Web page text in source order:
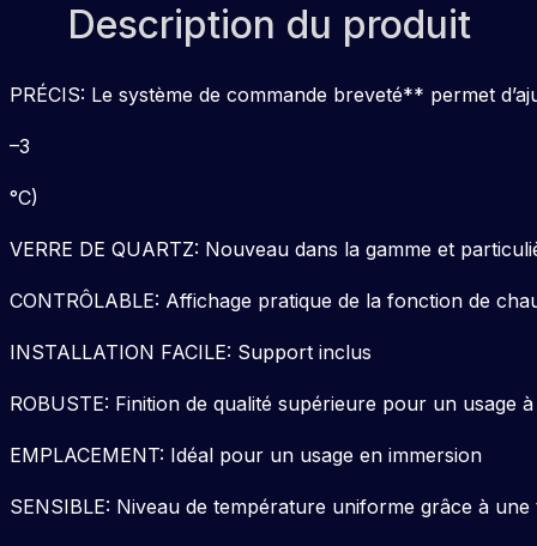
Description du produit
PRÉCIS: Le système de commande breveté** permet
–3
°C)
VERRE DE QUARTZ: Nouveau dans la gamme et
CONTRÔLABLE: Affichage pratique de la fonction de
INSTALLATION FACILE: Support inclus
ROBUSTE: Finition de qualité supérieure pour un usage
EMPLACEMENT: Idéal pour un usage en immersion
SENSIBLE: Niveau de température uniforme grâce à